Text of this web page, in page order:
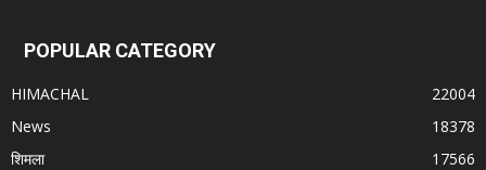
POPULAR CATEGORY
HIMACHAL
22004
News
18378
शिमला
17566